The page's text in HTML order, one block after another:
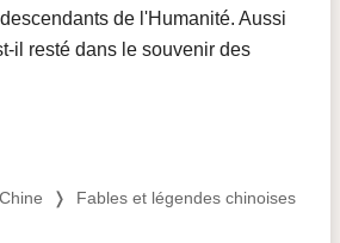
de l'Humanité. Aussi
il resté dans le souvenir des
Chine ❭ Fables et légendes chinoises